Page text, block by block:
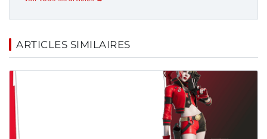
ARTICLES SIMILAIRES